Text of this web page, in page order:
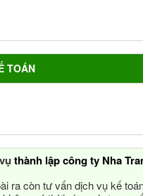
TOÁN
thành lập công ty Nha
ra còn tư vấn dịch vụ kế